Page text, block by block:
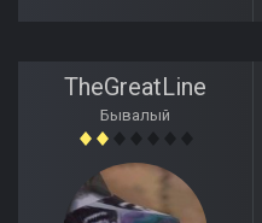
TheGreatLine
Бывалый